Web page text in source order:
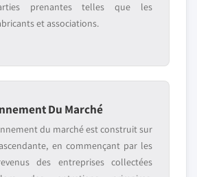
prenantes telles que les
et associations.
Du Marché
du marché est construit sur
en commençant par les
des entreprises collectées